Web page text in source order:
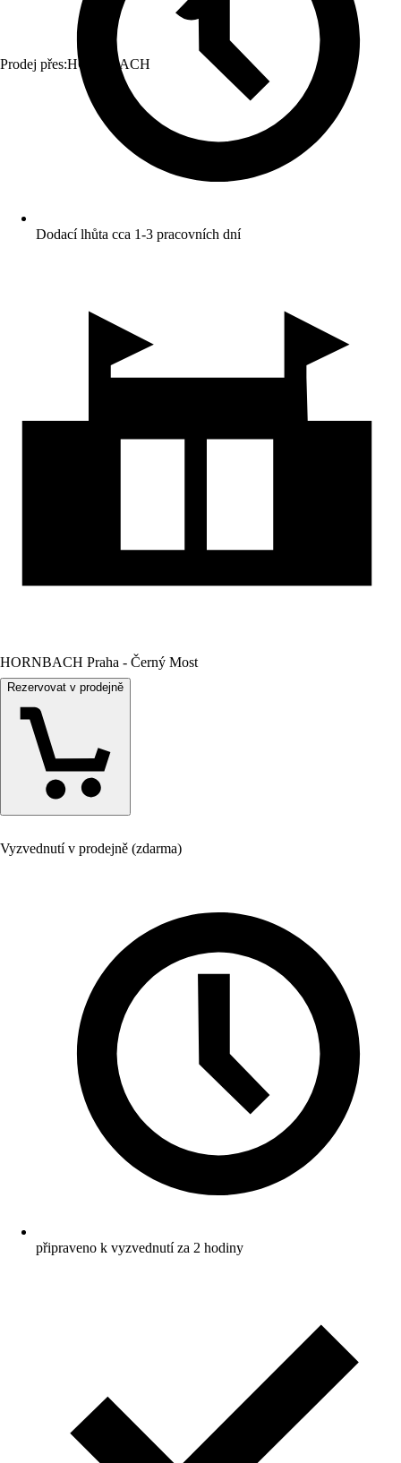
Prodej přes:HORNBACH
Dodací lhůta cca 1-3 pracovních dní
HORNBACH Praha - Černý Most
Rezervovat v prodejně
Vyzvednutí v prodejně (zdarma)
připraveno k vyzvednutí za 2 hodiny